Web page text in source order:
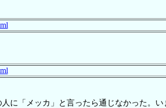
に「メッカ」と言ったら通じなかった。